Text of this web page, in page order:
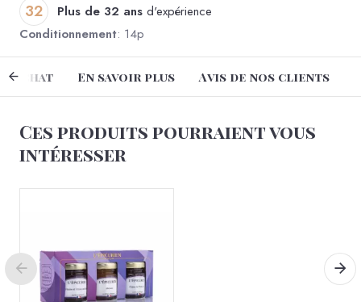
32 Plus de 32 ans d'expérience
Conditionnement: 14p
achat En savoir plus Avis de nos clients
Ces produits pourraient vous
intéresser